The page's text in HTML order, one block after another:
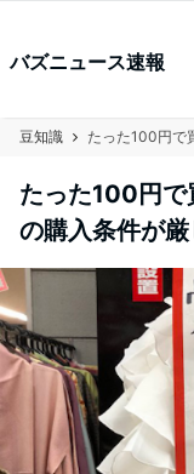
バズニュース速報
豆知識
たった100円
の購入条件が